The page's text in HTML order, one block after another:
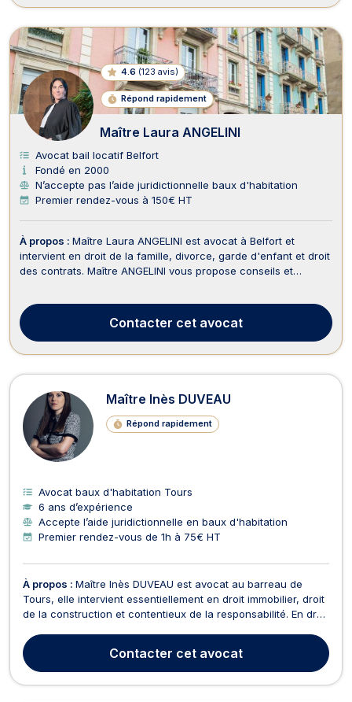
4.6 (123 avis)
Répond rapidement
Maître Laura ANGELINI
Avocat bail locatif Belfort
Fondé en 2000
N’accepte pas l’aide juridictionnelle baux d'habitation
Premier rendez-vous à 150€ HT
À propos : Maître Laura ANGELINI est avocat à Belfort et
intervient en droit de la famille, divorce, garde d'enfant et droit
des contrats. Maître ANGELINI vous propose conseils et
telles que les divorces, les séparations, l...
Contacter cet avocat
Maître Inès DUVEAU
Répond rapidement
Avocat baux d'habitation Tours
6 ans d’expérience
Accepte l’aide juridictionnelle en baux d'habitation
Premier rendez-vous de 1h à 75€ HT
À propos : Maître Inès DUVEAU est avocat au barreau de
Tours, elle intervient essentiellement en droit immobilier, droit
de la construction et contentieux de la responsabilité. En droit
représentation pour toutes problématiques liées à l’acte de
construire (non-conformités, abando...
Contacter cet avocat